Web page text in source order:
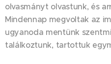
olvasmányt olvastunk, és
Mindennap megvoltak az
ugyanoda mentünk
találkoztunk, tartottuk